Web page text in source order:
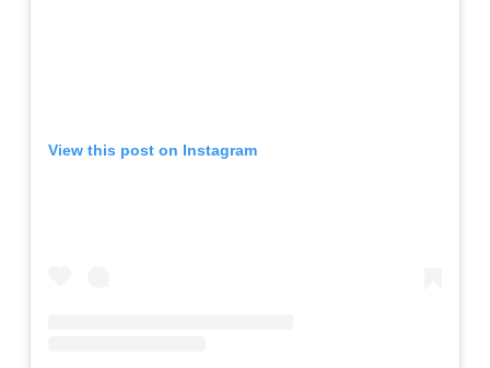
View this post on Instagram